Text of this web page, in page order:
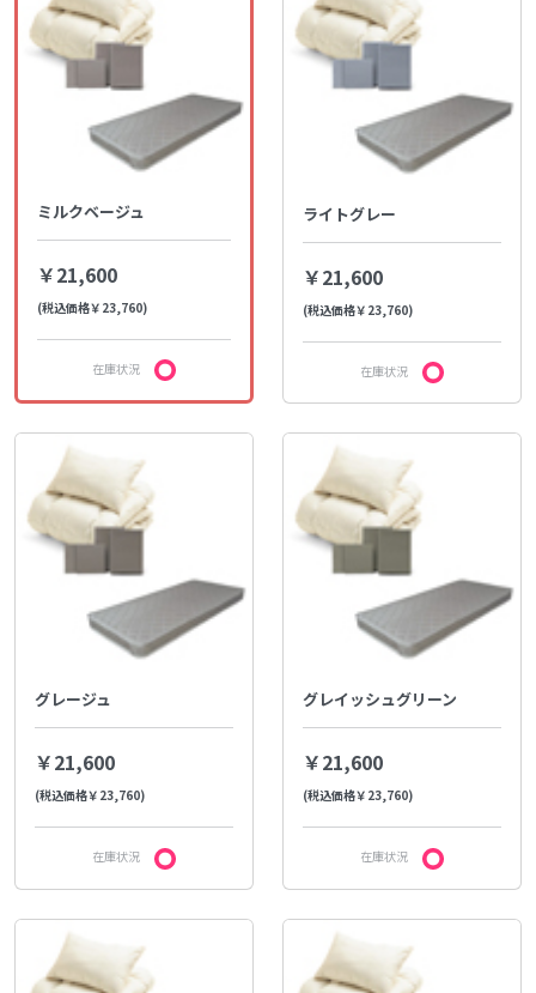
ミルクベージュ
￥21,600
(税込価格￥23,760)
在庫状況
ライトグレー
￥21,600
(税込価格￥23,760)
在庫状況
グレージュ
￥21,600
(税込価格￥23,760)
在庫状況
グレイッシュグリーン
￥21,600
(税込価格￥23,760)
在庫状況